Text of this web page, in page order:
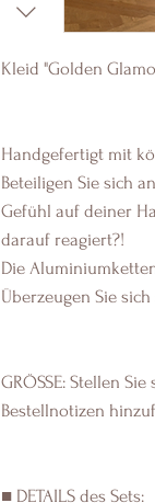
Kleid "Golden
Handgefertigt mit
Beteiligen Sie sich
Gefühl auf deiner
darauf reagiert?!
Die
Überzeugen Sie
GRÖSSE: Stellen
Bestellnotizen
■ DETAILS des Sets: